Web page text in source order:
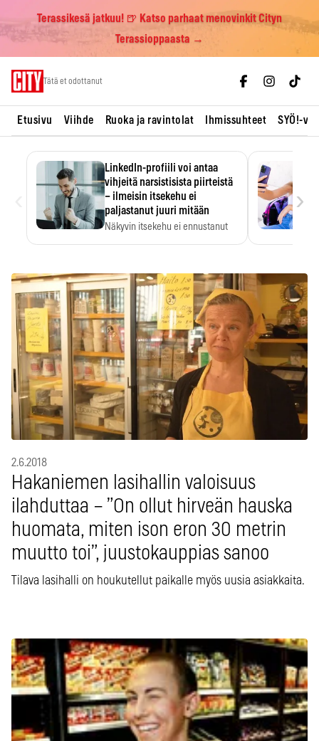
Terassikesä jatkuu! 🍺 Katso parhaat menovinkit Cityn
Terassioppaasta →
Tätä et odottanut
Etusivu Viihde Ruoka ja ravintolat Ihmissuhteet SYÖ!-
LinkedIn-profiili voi antaa
vihjeitä narsistisista piirteistä
– ilmeisin itsekehu ei
paljastanut juuri mitään
Näkyvin itsekehu ei ennustanut
›
2.6.2018
Hakaniemen lasihallin valoisuus
ilahduttaa – ”On ollut hirveän hauska
huomata, miten ison eron 30 metrin
muutto toi”, juustokauppias sanoo
Tilava lasihalli on houkutellut paikalle myös uusia asiakkaita.